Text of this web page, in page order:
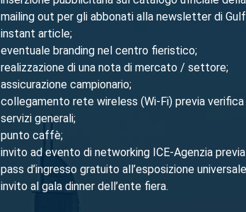
mailing out per gli abbonati alla newsletter di
instant article;
eventuale branding nel centro fieristico;
realizzazione di una nota di mercato / settore;
assicurazione campionario;
collegamento rete wireless (Wi-Fi) previa
servizi generali;
punto caffè;
invito ad evento di networking ICE-Agenzia
pass d’ingresso gratuito all’esposizione
invito al gala dinner dell’ente fiera.